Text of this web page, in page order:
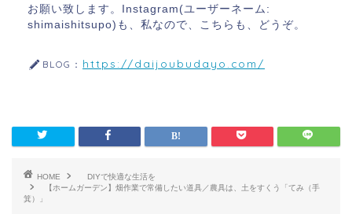
お願い致します。Instagram(ユーザーネーム:
shimaishitsupo)も、私なので、こちらも、どうぞ。
BLOG： https://daijoubudayo.com/
HOME
DIYで快適な生活を
【ホームガーデン】畑作業で常備したい道具／農具は、土をすくう「てみ（手
箕）」